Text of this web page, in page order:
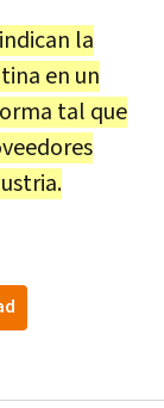
la
en un
tal que